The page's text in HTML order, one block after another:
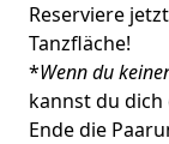
Reserviere
Tanzfläche!
*Wenn du
kannst du dich
Ende die